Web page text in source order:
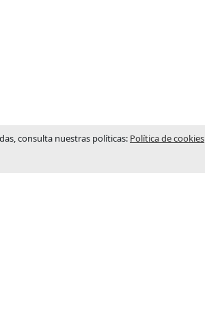
consulta nuestras políticas: Política de cookies